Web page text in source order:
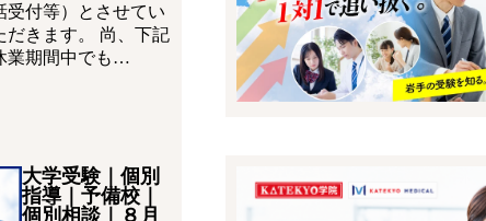
受付等）とさせてい
だきます。 尚、下記
業期間中でも…
大学受験｜個別
指導｜予備校｜
個別相談｜８月